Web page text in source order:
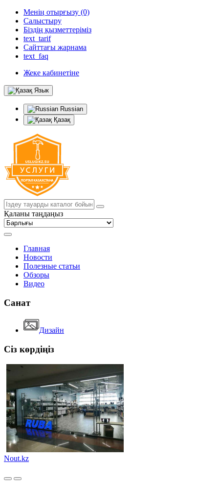
Менің отырғызу (0)
Салыстыру
Біздің қызметтеріміз
text_tarif
Сайттағы жарнама
text_faq
Жеке кабинетіне
Язык
Russian
Қазақ
Қаланы таңдаңыз
Главная
Новости
Полезные статьи
Обзоры
Видео
Санат
Дизайн
Сіз көрдіңіз
Nout.kz